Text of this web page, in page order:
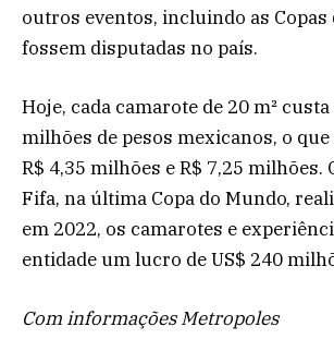
outros eventos, incluindo as Copas
fossem disputadas no país.
Hoje, cada camarote de 20 m²
milhões de pesos mexicanos, o
R$ 4,35 milhões e R$ 7,25 milhões.
Fifa, na última Copa do Mundo,
em 2022, os camarotes e
entidade um lucro de US$ 240
Com informações Metropoles